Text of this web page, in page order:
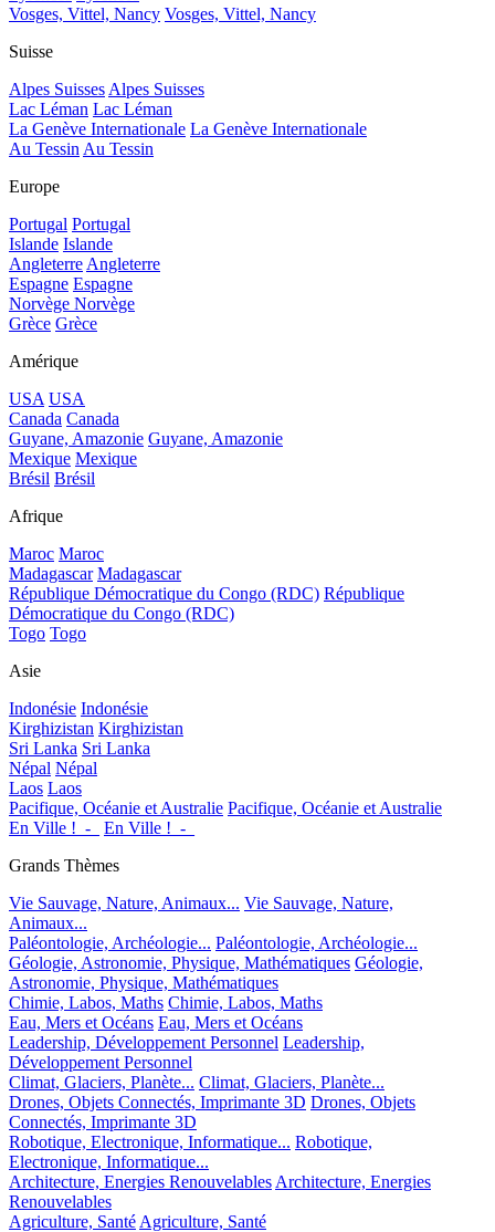
Vosges, Vittel, Nancy Vosges, Vittel, Nancy
Suisse
Alpes Suisses Alpes Suisses
Lac Léman Lac Léman
La Genève Internationale La Genève Internationale
Au Tessin Au Tessin
Europe
Portugal Portugal
Islande Islande
Angleterre Angleterre
Espagne Espagne
Norvège Norvège
Grèce Grèce
Amérique
USA USA
Canada Canada
Guyane, Amazonie Guyane, Amazonie
Mexique Mexique
Brésil Brésil
Afrique
Maroc Maroc
Madagascar Madagascar
République Démocratique du Congo (RDC) République
Démocratique du Congo (RDC)
Togo Togo
Asie
Indonésie Indonésie
Kirghizistan Kirghizistan
Sri Lanka Sri Lanka
Népal Népal
Laos Laos
Pacifique, Océanie et Australie Pacifique, Océanie et Australie
En Ville !_-_
En Ville !_-_
Grands Thèmes
Vie Sauvage, Nature, Animaux... Vie Sauvage, Nature,
Animaux...
Paléontologie, Archéologie... Paléontologie, Archéologie...
Géologie, Astronomie, Physique, Mathématiques Géologie,
Astronomie, Physique, Mathématiques
Chimie, Labos, Maths Chimie, Labos, Maths
Eau, Mers et Océans Eau, Mers et Océans
Leadership, Développement Personnel Leadership,
Développement Personnel
Climat, Glaciers, Planète... Climat, Glaciers, Planète...
Drones, Objets Connectés, Imprimante 3D Drones, Objets
Connectés, Imprimante 3D
Robotique, Electronique, Informatique... Robotique,
Electronique, Informatique...
Architecture, Energies Renouvelables Architecture, Energies
Renouvelables
Agriculture, Santé Agriculture, Santé